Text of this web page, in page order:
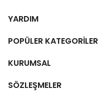
YARDIM
POPÜLER KATEGORİLER
KURUMSAL
SÖZLEŞMELER